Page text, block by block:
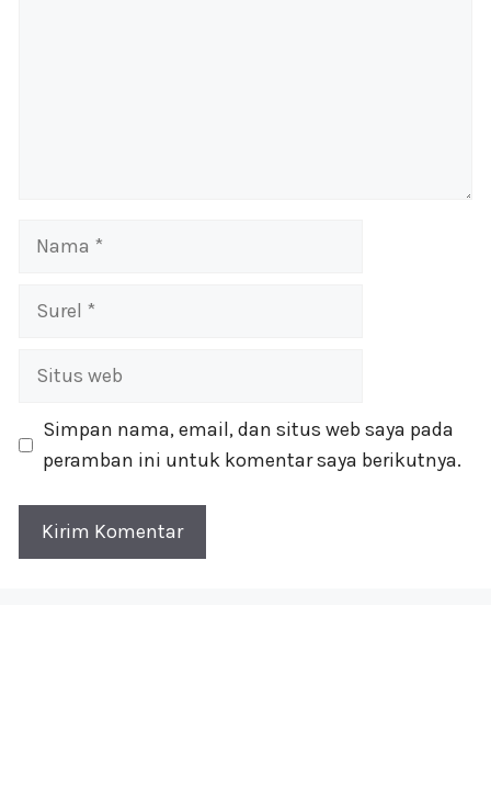
Nama
Surel
Situs
Simpan nama, email, dan situs web saya pada
peramban ini untuk komentar saya berikutnya.